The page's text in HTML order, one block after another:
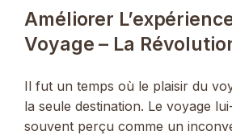
Améliorer
Voyage – La
Il fut un temps où le plaisir du
la seule destination. Le voyage
souvent perçu comme un